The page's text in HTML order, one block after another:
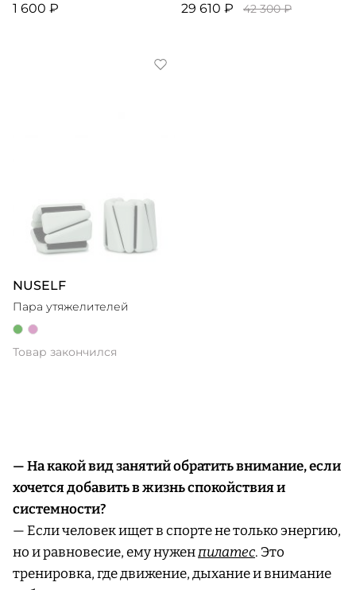
1 600 ₽ 29 610 ₽ 42 300 ₽
NUSELF
Пара утяжелителей
Товар закончился
— На какой вид занятий обратить внимание, если
хочется добавить в жизнь спокойствия и
системности?
— Если человек ищет в спорте не только энергию,
но и равновесие, ему нуженпилатес. Это
тренировка, где движение, дыхание и внимание